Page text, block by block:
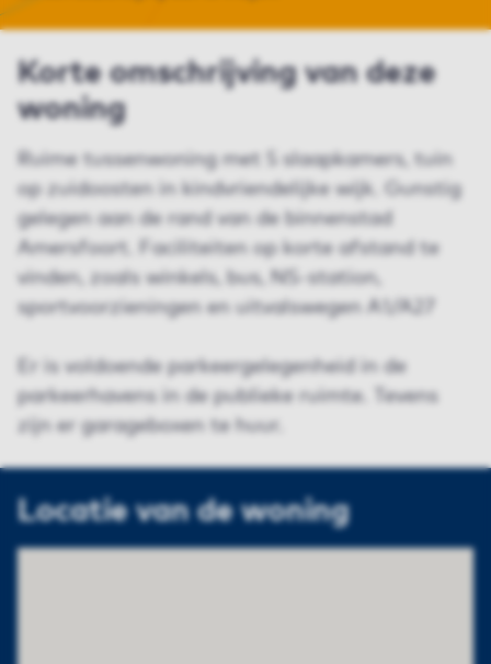
Korte omschrijving van deze
woning
Ruime tussenwoning met 5 slaapkamers, tuin
op zuidoosten in kindvriendelijke wijk. Gunstig
gelegen aan de rand van de binnenstad
Amersfoort. Faciliteiten op korte afstand te
vinden, zoals winkels, bus, NS-station,
sportvoorzieningen en uitvalswegen A1/A27
Er is voldoende parkeergelegenheid in de
parkeerhavens in de publieke ruimte. Tevens
zijn er garageboxen te huur.
Locatie van de woning